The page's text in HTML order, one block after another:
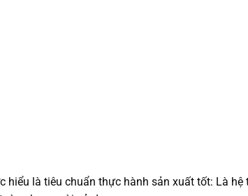
hiểu là tiêu chuẩn thực hành sản xuất tốt: Là